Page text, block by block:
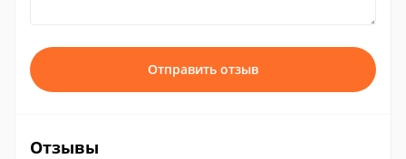
Отправить отзыв
Отзывы